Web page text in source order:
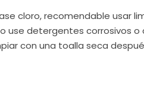
cloro, recomendable usar
use detergentes corrosivos
con una toalla seca